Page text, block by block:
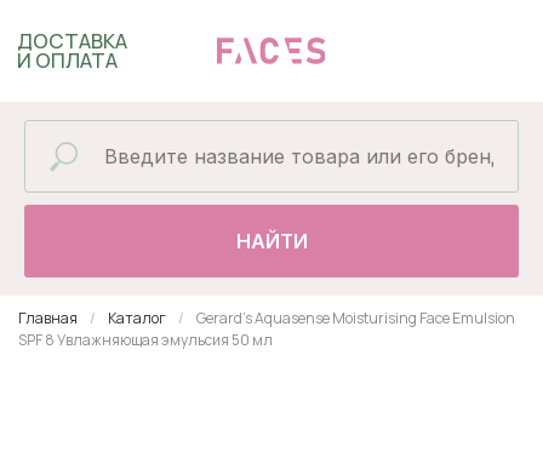
И ОПЛАТА
НАЙТИ
Главная Каталог
Gerard's Aquasense Moisturising Face Emulsion
SPF 8 Увлажняющая эмульсия 50 мл